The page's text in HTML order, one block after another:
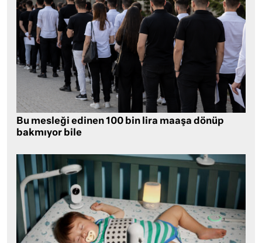
Bu mesleği edinen 100 bin lira maaşa dönüp
bakmıyor bile